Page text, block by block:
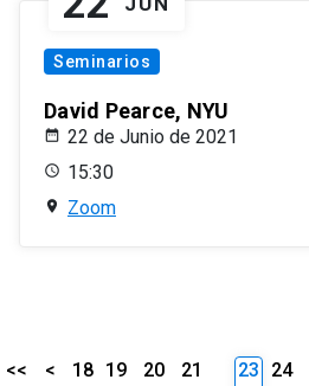
Seminarios
David Pearce, NYU
22 de Junio de 2021
15:30
Zoom
<< < 18 19 20
21
23 24